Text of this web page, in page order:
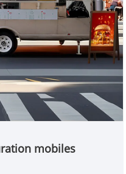
mobiles